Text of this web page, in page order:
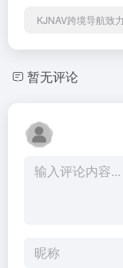
KJNAV跨境导航致
暂无评论